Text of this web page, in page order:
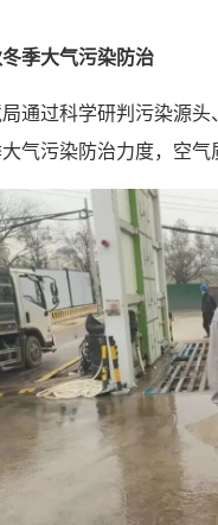
季大气污染防治
通过科学研判污染源
气污染防治力度，空气